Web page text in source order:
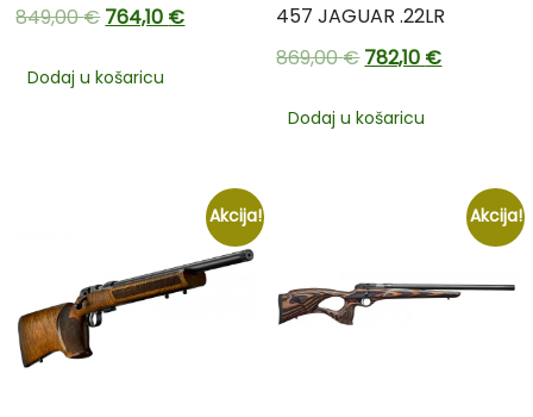
849,00€764,10 €
Dodaj u košaricu
457 JAGUAR .22LR
869,00€782,10 €
Dodaj u košaricu
Akcija! Akcija!